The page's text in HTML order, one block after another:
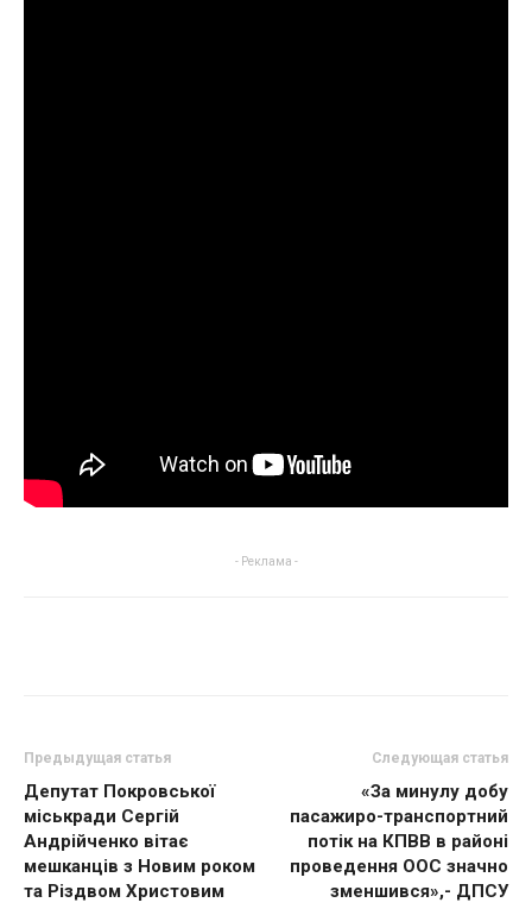
- Реклама -
Предыдущая статья
Депутат Покровської
міськради Сергій
Андрійченко вітає
мешканців з Новим роком
та Різдвом Христовим
Следующая статья
«За минулу добу
пасажиро-транспортний
потік на КПВВ в районі
проведення ООС значно
зменшився»,- ДПСУ